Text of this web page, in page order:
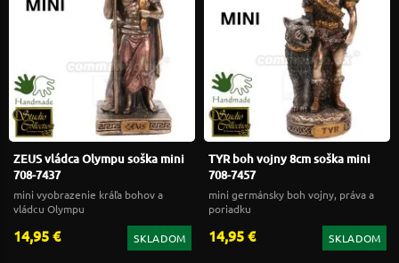
ZEUS vládca Olympu soška mini
708-7437
mini vyobrazenie kráľa bohov a
vládcu Olympu
14,95 € SKLADOM
TYR boh vojny 8cm soška mini
708-7457
mini germánsky boh vojny, práva a
poriadku
14,95 € SKLADOM